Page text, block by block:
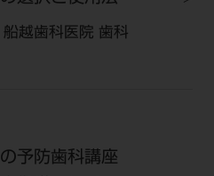
越歯科医院 歯科
予防歯科講座